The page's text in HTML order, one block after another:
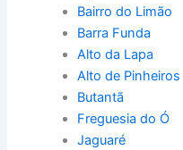
Bairro do Limão
Barra Funda
Alto da Lapa
Alto de Pinheiros
Butantã
Freguesia do Ó
Jaguaré